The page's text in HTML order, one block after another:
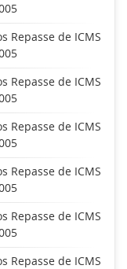
Repasse de ICMS
Repasse de ICMS
Repasse de ICMS
Repasse de ICMS
Repasse de ICMS
Repasse de ICMS